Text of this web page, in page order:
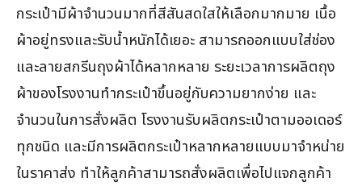
กระเป๋ามีผ้าจำนวนมากที่สีสันสดใสให้เลือกมากมาย เนื้อ
ผ้าอยู่ทรงและรับน้ำหนักได้เยอะ สามารถออกแบบใส่ช่อง
และลายสกรีนถุงผ้าได้หลากหลาย ระยะเวลาการผลิตถุง
ผ้าของโรงงานทำกระเป๋าขึ้นอยู่กับความยากง่าย และ
จำนวนในการสั่งผลิต โรงงานรับผลิตกระเป๋าตามออเดอร์
ทุกชนิด และมีการผลิตกระเป๋าหลากหลายแบบมาจำหน่าย
ในราคาส่ง ทำให้ลูกค้าสามารถสั่งผลิตเพื่อไปแจกลูกค้า